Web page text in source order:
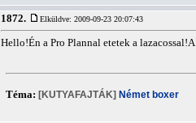
1872. Elküldve: 2009-09-23 20:07:43
Hello!Én a Pro Plannal etetek a
Téma: [KUTYAFAJTÁK] Német boxer